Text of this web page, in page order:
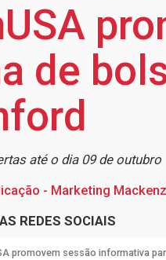
de
até o dia 09 de outubro
- Marketing
REDES SOCIAIS
promovem sessão informativa